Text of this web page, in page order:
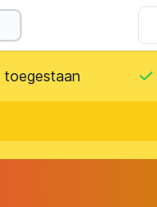
toegestaan